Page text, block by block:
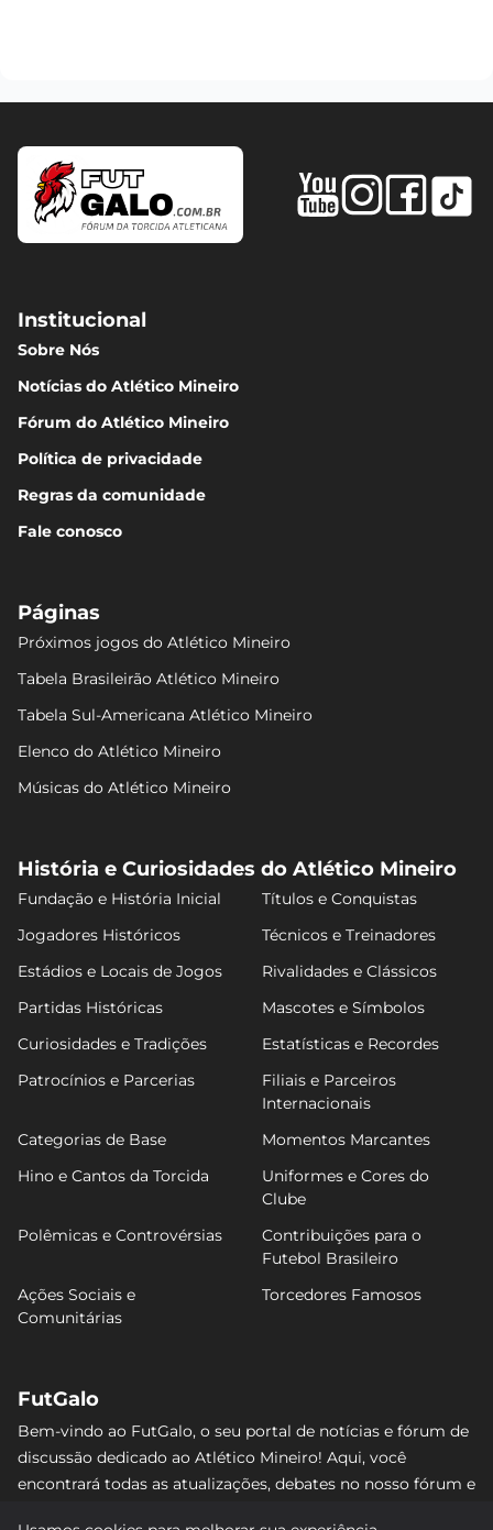
Institucional
Sobre Nós
Notícias do Atlético Mineiro
Fórum do Atlético Mineiro
Política de privacidade
Regras da comunidade
Fale conosco
Páginas
Próximos jogos do Atlético Mineiro
Tabela Brasileirão Atlético Mineiro
Tabela Sul-Americana Atlético Mineiro
Elenco do Atlético Mineiro
Músicas do Atlético Mineiro
História e Curiosidades do Atlético Mineiro
Fundação e História Inicial
Títulos e Conquistas
Jogadores Históricos
Técnicos e Treinadores
Estádios e Locais de Jogos
Rivalidades e Clássicos
Partidas Históricas
Mascotes e Símbolos
Curiosidades e Tradições
Estatísticas e Recordes
Patrocínios e Parcerias
Filiais e Parceiros
Internacionais
Categorias de Base
Momentos Marcantes
Hino e Cantos da Torcida
Uniformes e Cores do
Clube
Polêmicas e Controvérsias
Contribuições para o
Futebol Brasileiro
Ações Sociais e
Comunitárias
Torcedores Famosos
FutGalo
Bem-vindo ao FutGalo, o seu portal de notícias e fórum de
discussão dedicado ao Atlético Mineiro! Aqui, você
encontrará todas as atualizações, debates no nosso fórum e